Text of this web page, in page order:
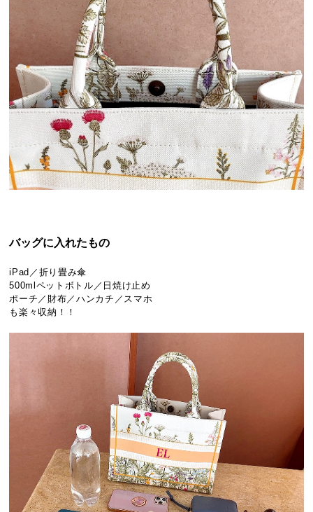
バッグに入れたもの
iPad／折り畳み傘
500mlペットボトル／日焼け止め
ポーチ／財布／ハンカチ／スマホ
も楽々収納！！